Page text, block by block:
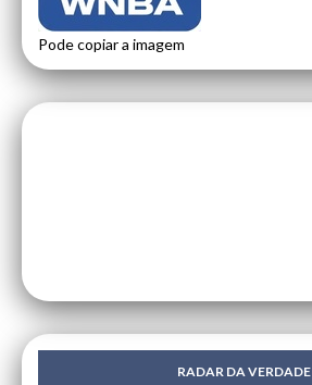
Pode copiar a imagem
RADAR DA VERDADE